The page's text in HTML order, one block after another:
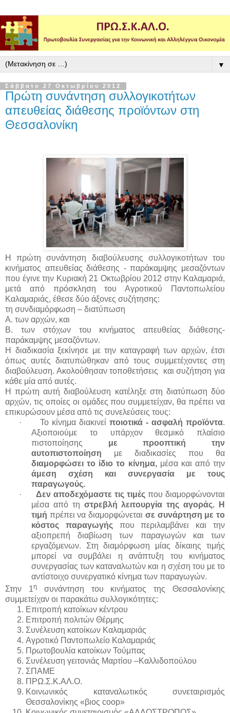
▼
Σάββατο 27 Οκτωβρίου 2012
Πρώτη συνάντηση συλλογικοτήτων
απευθείας διάθεσης προϊόντων στη
Θεσσαλονίκη
Η πρώτη συνάντηση διαβούλευσης συλλογικοτήτων του
κινήματος απευθείας διάθεσης - παράκαμψης μεσαζόντων
που έγινε την Κυριακή 21 Οκτωβρίου 2012 στην Καλαμαριά,
μετά από πρόσκληση του Αγροτικού Παντοπωλείου
Καλαμαριάς, έθεσε δύο άξονες συζήτησης:
τη συνδιαμόρφωση – διατύπωση
A. των αρχών, και
B. των στόχων του κινήματος απευθείας διάθεσης-
παράκαμψης μεσαζόντων.
Η διαδικασία ξεκίνησε με την καταγραφή των αρχών, έτσι
όπως αυτές διατυπώθηκαν από τους συμμετέχοντες στη
διαβούλευση. Ακολούθησαν τοποθετήσεις και συζήτηση για
κάθε μία από αυτές.
Η πρώτη αυτή διαβούλευση κατέληξε στη διατύπωση δύο
αρχών, τις οποίες οι ομάδες που συμμετείχαν, θα πρέπει να
επικυρώσουν μέσα από τις συνελεύσεις τους:
·
Το κίνημα διακινεί ποιοτικά - ασφαλή προϊόντα.
Αξιοποιούμε το υπάρχον θεσμικό πλαίσιο
πιστοποίησης με προοπτική την
αυτοπιστοποίηση με διαδικασίες που θα
διαμορφώσει το ίδιο το κίνημα,μέσα και από την
άμεση σχέση και συνεργασία με τους
παραγωγούς.
·
Δεν αποδεχόμαστε τις τιμές που διαμορφώνονται
μέσα από τη στρεβλή λειτουργία της αγοράς. Η
τιμή πρέπει να διαμορφώνεται σε συνάρτηση με το
κόστος παραγωγής που περιλαμβάνει και την
αξιοπρεπή διαβίωση των παραγωγών και των
εργαζόμενων. Στη διαμόρφωση μίας δίκαιης τιμής
μπορεί να συμβάλει η ανάπτυξη του κινήματος
συνεργασίας των καταναλωτών και η σχέση του με το
αντίστοιχο συνεργατικό κίνημα των παραγωγών.
Στην 1ησυνάντηση του κινήματος της Θεσσαλονίκης
συμμετείχαν οι παρακάτω συλλογικότητες:
Επιτροπή κατοίκων κέντρου
Επιτροπή πολιτών Θέρμης
Συνέλευση κατοίκων Καλαμαριάς
Αγροτικό Παντοπωλείο Καλαμαριάς
Πρωτοβουλία κατοίκων Τούμπας
Συνέλευση γειτονιάς Μαρτίου –Καλλιδοπούλου
ΣΠΑΜΕ
ΠΡΩ.Σ.Κ.ΑΛ.Ο.
Κοινωνικός καταναλωτικός συνεταιρισμός
Θεσσαλονίκης «βιος coop»